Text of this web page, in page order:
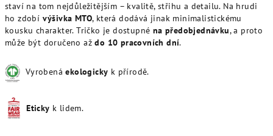
staví na tom nejdůležitějším – kvalitě, střihu a detailu. Na hrudi
ho zdobí výšivka MTO, která dodává jinak minimalistickému
kousku charakter. Tričko je dostupné na předobjednávku, a proto
může být doručeno aždo 10 pracovních dní.
Vyrobenáekologicky k přírodě.
Eticky k lidem.